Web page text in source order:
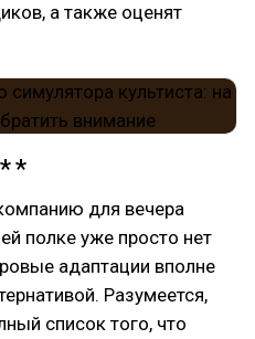
а также оценят
для вечера
полке уже просто нет
адаптации вполне
Разумеется,
список того, что